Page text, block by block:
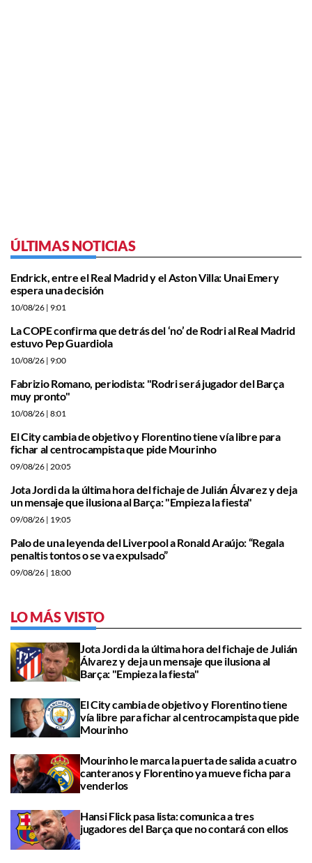
ÚLTIMAS NOTICIAS
Endrick, entre el Real Madrid y el Aston Villa: Unai Emery
espera una decisión
10/08/26 | 9:01
La COPE confirma que detrás del ‘no’ de Rodri al Real Madrid
estuvo Pep Guardiola
10/08/26 | 9:00
Fabrizio Romano, periodista: "Rodri será jugador del Barça
muy pronto"
10/08/26 | 8:01
El City cambia de objetivo y Florentino tiene vía libre para
fichar al centrocampista que pide Mourinho
09/08/26 | 20:05
Jota Jordi da la última hora del fichaje de Julián Álvarez y deja
un mensaje que ilusiona al Barça: "Empieza la fiesta"
09/08/26 | 19:05
Palo de una leyenda del Liverpool a Ronald Araújo: “Regala
penaltis tontos o se va expulsado”
09/08/26 | 18:00
LO MÁS VISTO
Jota Jordi da la última hora del fichaje de Julián
Álvarez y deja un mensaje que ilusiona al
Barça: "Empieza la fiesta"
El City cambia de objetivo y Florentino tiene
vía libre para fichar al centrocampista que pide
Mourinho
Mourinho le marca la puerta de salida a cuatro
canteranos y Florentino ya mueve ficha para
venderlos
Hansi Flick pasa lista: comunica a tres
jugadores del Barça que no contará con ellos